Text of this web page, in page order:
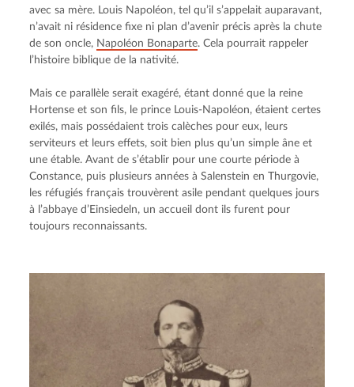
avec sa mère. Louis Napoléon, tel qu’il s’appelait auparavant,
n’avait ni résidence fixe ni plan d’avenir précis après la chute
de son oncle, Napoléon Bonaparte. Cela pourrait rappeler
l’histoire biblique de la nativité.
Mais ce parallèle serait exagéré, étant donné que la reine
Hortense et son fils, le prince Louis-Napoléon, étaient certes
exilés, mais possédaient trois calèches pour eux, leurs
serviteurs et leurs effets, soit bien plus qu’un simple âne et
une étable. Avant de s’établir pour une courte période à
Constance, puis plusieurs années à Salenstein en Thurgovie,
les réfugiés français trouvèrent asile pendant quelques jours
à l’abbaye d’Einsiedeln, un accueil dont ils furent pour
toujours reconnaissants.